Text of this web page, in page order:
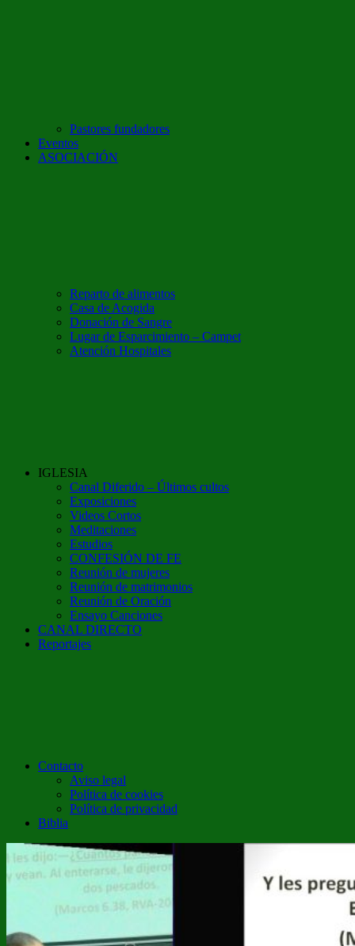
Pastores fundadores
Eventos
ASOCIACIÓN
Reparto de alimentos
Casa de Acogida
Donación de Sangre
Lugar de Esparcimiento – Campet
Atención Hospitales
IGLESIA
Canal Diferido – Últimos cultos
Exposiciones
Videos Cortos
Meditaciones
Estudios
CONFESIÓN DE FE
Reunión de mujeres
Reunión de matrimonios
Reunión de Oración
Ensayo Canciones
CANAL DIRECTO
Reportajes
Contacto
Aviso legal
Política de cookies
Política de privacidad
Biblia